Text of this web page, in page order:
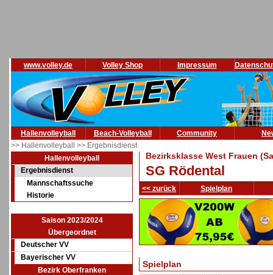
www.volley.de Volley Shop Impressum
Hallenvolleyball Beach-Volleyball Community
>> Hallenvolleyball >> Ergebnisdienst
Hallenvolleyball
Ergebnisdienst
Mannschaftssuche
Historie
Saison 2023/2024
Übergeordnet
Deutscher VV
Bayerischer VV
Bezirk Oberfranken
Bezirksklasse West Frauen
SG Rödental
<< zurück Spielplan
Spielplan